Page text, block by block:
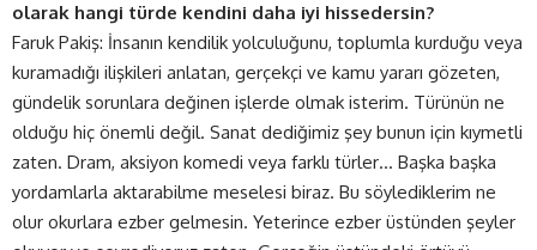
olarak hangi türde kendini daha iyi hissedersin?
Faruk Pakiş: İnsanın kendilik yolculuğunu, toplumla kurduğu veya
kuramadığı ilişkileri anlatan, gerçekçi ve kamu yararı gözeten,
gündelik sorunlara değinen işlerde olmak isterim. Türünün ne
olduğu hiç önemli değil. Sanat dediğimiz şey bunun için kıymetli
zaten. Dram, aksiyon komedi veya farklı türler… Başka başka
yordamlarla aktarabilme meselesi biraz. Bu söylediklerim ne
olur okurlara ezber gelmesin. Yeterince ezber üstünden şeyler